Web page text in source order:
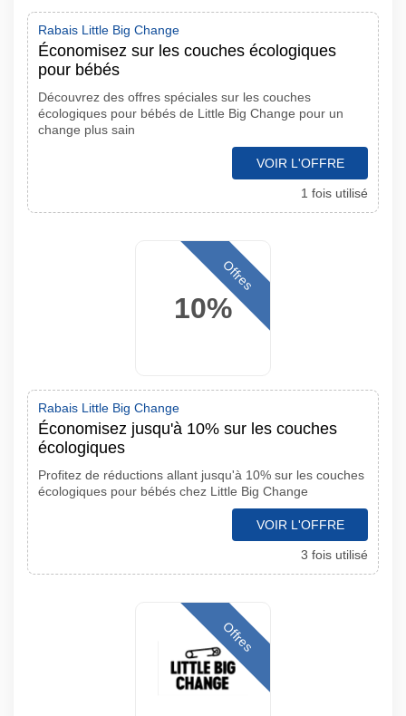
Rabais Little Big Change
Économisez sur les couches écologiques
pour bébés
Découvrez des offres spéciales sur les couches
écologiques pour bébés de Little Big Change pour un
change plus sain
VOIR L'OFFRE
1 fois utilisé
10%
Offres
Rabais Little Big Change
Économisez jusqu'à 10% sur les couches
écologiques
Profitez de réductions allant jusqu'à 10% sur les couches
écologiques pour bébés chez Little Big Change
VOIR L'OFFRE
3 fois utilisé
Offres